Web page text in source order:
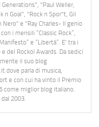
"Paul Weller,
n Goal", "Rock n Spor"t, Gil
e "Ray Charles- Il genio
i mensili “Classic Rock”,
e “Libertà”. E' tra i
del Rockol Awards. Da sedici
il suo blog
dove parla di musica,
e con cui ha vinto il Premio
miglior blog italiano.
2003.